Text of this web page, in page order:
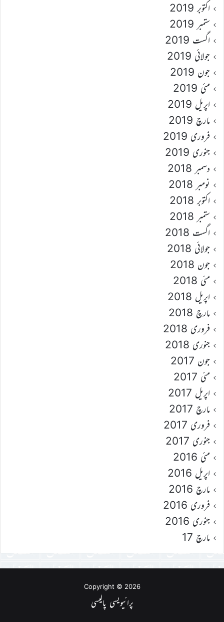
اکتوبر 2019
ستمبر 2019
اگست 2019
جولائی 2019
جون 2019
مئی 2019
اپریل 2019
مارچ 2019
فروری 2019
جنوری 2019
دسمبر 2018
نومبر 2018
اکتوبر 2018
ستمبر 2018
اگست 2018
جولائی 2018
جون 2018
مئی 2018
اپریل 2018
مارچ 2018
فروری 2018
جنوری 2018
جون 2017
مئی 2017
اپریل 2017
مارچ 2017
فروری 2017
جنوری 2017
مئی 2016
اپریل 2016
مارچ 2016
فروری 2016
جنوری 2016
مارچ 17
Copyright © 2026
پرائیویسی پالیسی